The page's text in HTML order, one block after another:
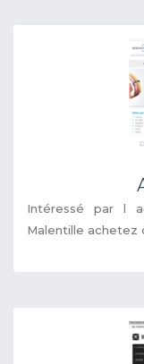
Intéressé par l
Malentille achetez